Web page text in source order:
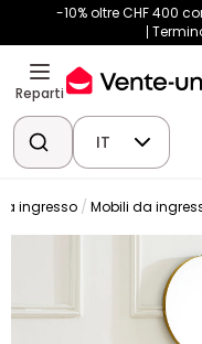
-10% oltre CHF 400
Reparti
IT
ingresso Mobili da